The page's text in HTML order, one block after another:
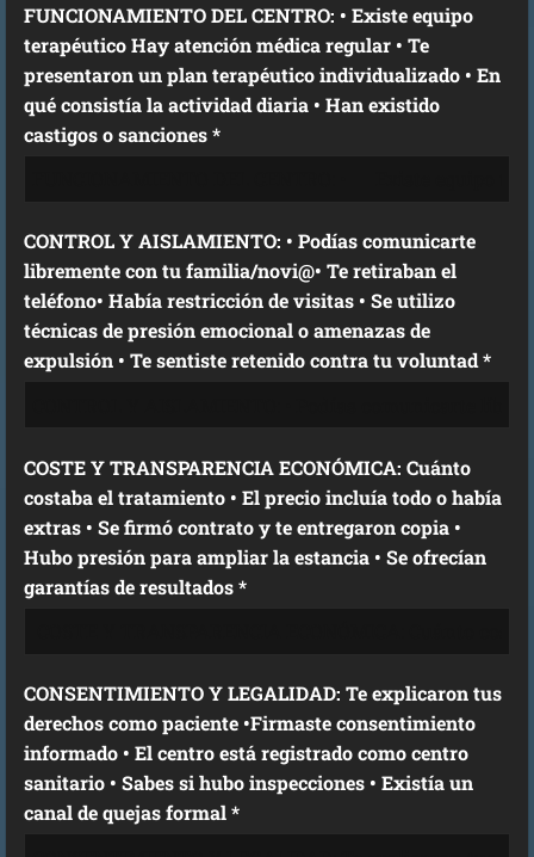
FUNCIONAMIENTO DEL CENTRO: • Existe equipo
terapéutico Hay atención médica regular • Te
presentaron un plan terapéutico individualizado • En
qué consistía la actividad diaria • Han existido
castigos o sanciones *
CONTROL Y AISLAMIENTO: • Podías comunicarte
libremente con tu familia/novi@• Te retiraban el
teléfono• Había restricción de visitas • Se utilizo
técnicas de presión emocional o amenazas de
expulsión • Te sentiste retenido contra tu voluntad *
COSTE Y TRANSPARENCIA ECONÓMICA: Cuánto
costaba el tratamiento • El precio incluía todo o había
extras • Se firmó contrato y te entregaron copia •
Hubo presión para ampliar la estancia • Se ofrecían
garantías de resultados *
CONSENTIMIENTO Y LEGALIDAD: Te explicaron tus
derechos como paciente •Firmaste consentimiento
informado • El centro está registrado como centro
sanitario • Sabes si hubo inspecciones • Existía un
canal de quejas formal *